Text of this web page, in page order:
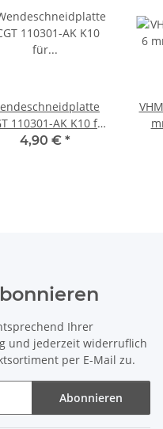
110301-AK K10 für
Alu/NE-Metalle
4,90 € *
Ihrer
und jederzeit widerruflich
per E-Mail zu.
Abonnieren